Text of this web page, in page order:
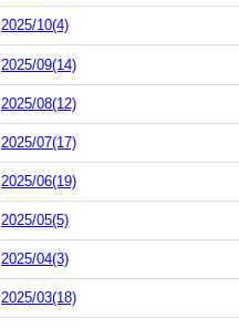
2025/10(4)
2025/09(14)
2025/08(12)
2025/07(17)
2025/06(19)
2025/05(5)
2025/04(3)
2025/03(18)